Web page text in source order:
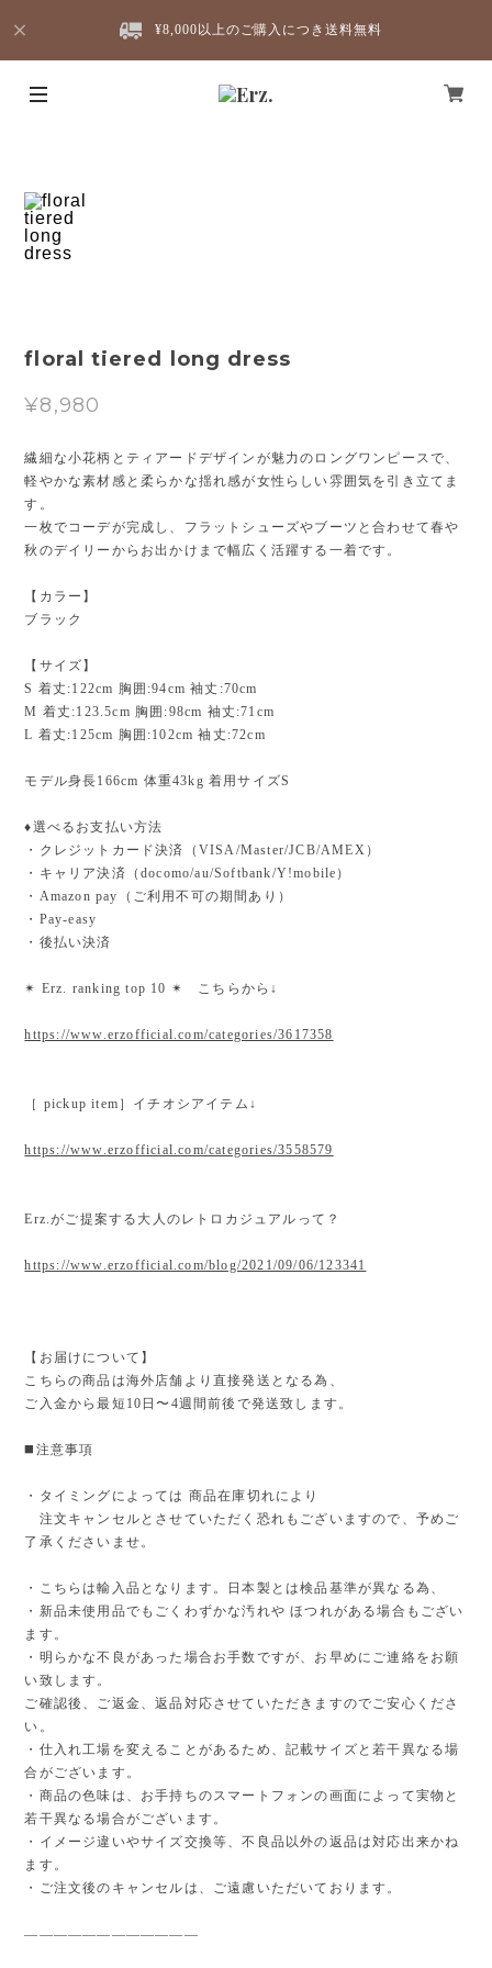
¥8,000以上のご購入につき送料無料
floral tiered long dress
¥8,980
繊細な小花柄とティアードデザインが魅力のロングワンピースで、
軽やかな素材感と柔らかな揺れ感が女性らしい雰囲気を引き立てま
す。
一枚でコーデが完成し、フラットシューズやブーツと合わせて春や
秋のデイリーからお出かけまで幅広く活躍する一着です。
【カラー】
ブラック
【サイズ】
S 着丈:122cm 胸囲:94cm 袖丈:70cm
M 着丈:123.5cm 胸囲:98cm 袖丈:71cm
L 着丈:125cm 胸囲:102cm 袖丈:72cm
モデル身長166cm 体重43kg 着用サイズS
♦︎選べるお支払い方法
・クレジットカード決済（VISA/Master/JCB/AMEX）
・キャリア決済（docomo/au/Softbank/Y!mobile）
・Amazon pay（ご利用不可の期間あり）
・Pay-easy
・後払い決済
✴︎ Erz. ranking top 10 ✴︎ こちらから↓
https://www.erzofficial.com/categories/3617358
［ pickup item］イチオシアイテム↓
https://www.erzofficial.com/categories/3558579
Erz.がご提案する大人のレトロカジュアルって？
https://www.erzofficial.com/blog/2021/09/06/123341
【お届けについて】
こちらの商品は海外店舗より直接発送となる為、
ご入金から最短10日〜4週間前後で発送致します。
◼️注意事項
・タイミングによっては 商品在庫切れにより
注文キャンセルとさせていただく恐れもございますので、予めご
了承くださいませ。
・こちらは輸入品となります。日本製とは検品基準が異なる為、
・新品未使用品でもごくわずかな汚れや ほつれがある場合もござい
ます。
・明らかな不良があった場合お手数ですが、お早めにご連絡をお願
い致します。
ご確認後、ご返金、返品対応させていただきますのでご安心くださ
い。
・仕入れ工場を変えることがあるため、記載サイズと若干異なる場
合がございます。
・商品の色味は、お手持ちのスマートフォンの画面によって実物と
若干異なる場合がございます。
・イメージ違いやサイズ交換等、不良品以外の返品は対応出来かね
ます。
・ご注文後のキャンセルは、ご遠慮いただいております。
————————————